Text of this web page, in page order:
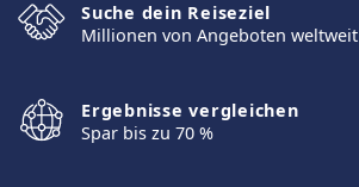
Suche dein Reiseziel
Millionen von Angeboten weltweit
Ergebnisse vergleichen
Spar bis zu 70 %